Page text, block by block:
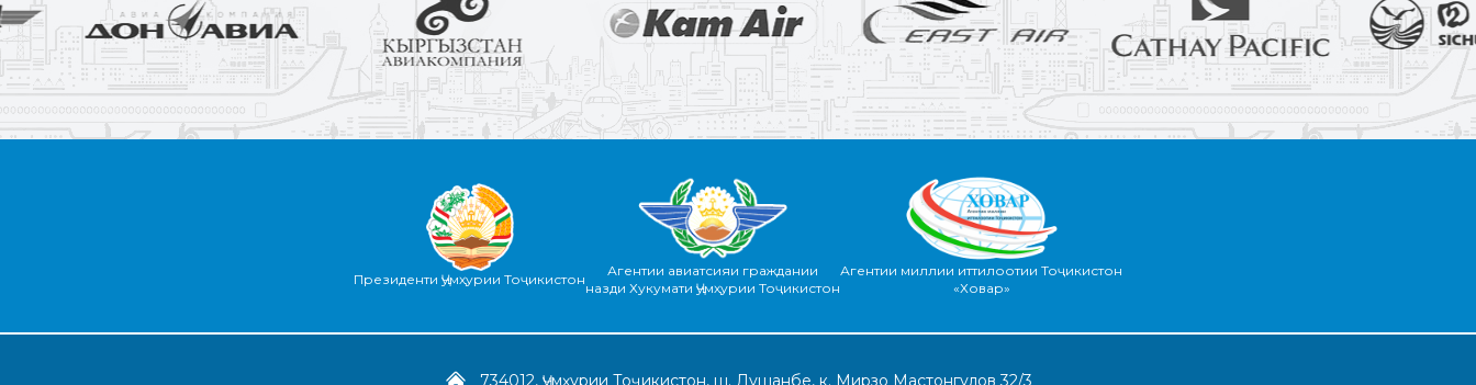
Президенти Ҷумҳурии Тоҷикистон
Агентии авиатсияи граждании
назди Хукумати Ҷумҳурии Тоҷикистон
Агентии миллии иттилоотии Тоҷикистон
«Ховар»
734012, Ҷумҳурии Тоҷикистон, ш. Душанбе, к. Мирзо Мастонгулов 32/3